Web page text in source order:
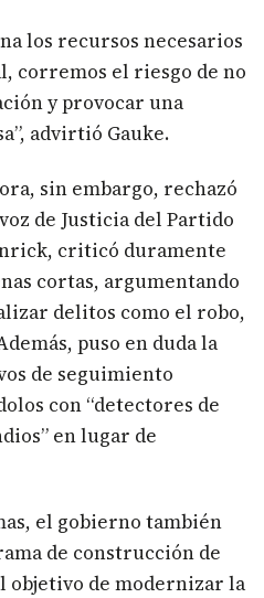
los recursos necesarios
corremos el riesgo de no
y provocar una
advirtió Gauke.
sin embargo, rechazó
de Justicia del Partido
criticó duramente
cortas, argumentando
delitos como el robo,
puso en duda la
de seguimiento
con “detectores de
en lugar de
el gobierno también
de construcción de
objetivo de modernizar la